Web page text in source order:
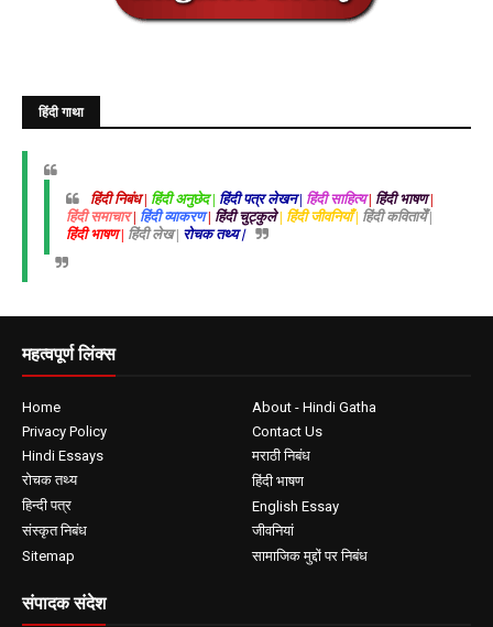
हिंदी गाथा
हिंदी निबंध | हिंदी अनुछेद | हिंदी पत्र लेखन | हिंदी साहित्य| हिंदी भाषण|
हिंदी समाचार| हिंदी व्याकरण| हिंदी चुट्कुले| हिंदी जीवनियाँ | हिंदी कवितायेँ |
हिंदी भाषण | हिंदी लेख | रोचक तथ्य |
महत्वपूर्ण लिंक्स
Home
About - Hindi Gatha
Privacy Policy
Contact Us
Hindi Essays
मराठी निबंध
रोचक तथ्य
हिंदी भाषण
हिन्दी पत्र
English Essay
संस्कृत निबंध
जीवनियां
Sitemap
सामाजिक मुद्दों पर निबंध
संपादक संदेश